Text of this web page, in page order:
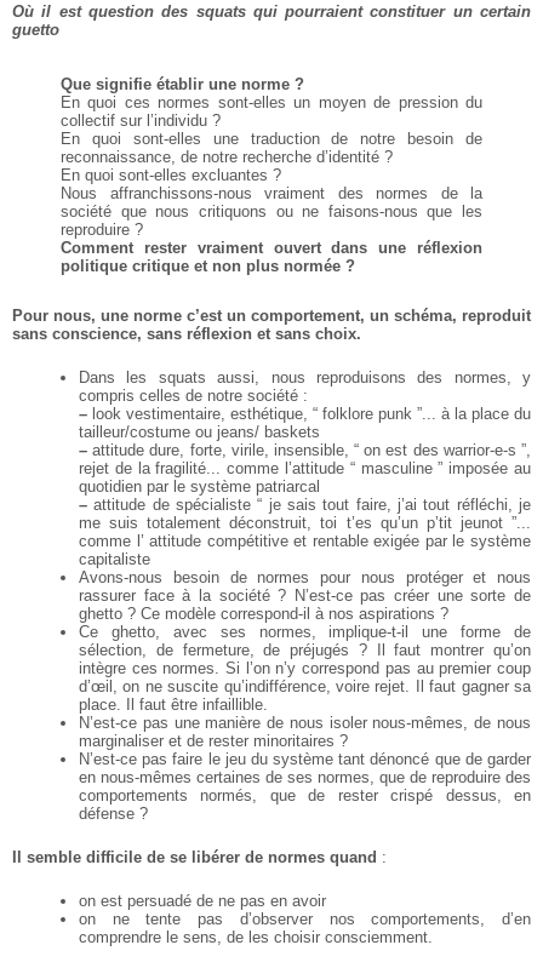
Où il est question des squats qui pourraient constituer un certain
guetto
Que signifie établir une norme ?
En quoi ces normes sont-elles un moyen de pression du
collectif sur l’individu ?
En quoi sont-elles une traduction de notre besoin de
reconnaissance, de notre recherche d’identité ?
En quoi sont-elles excluantes ?
Nous affranchissons-nous vraiment des normes de la
société que nous critiquons ou ne faisons-nous que les
reproduire ?
Comment rester vraiment ouvert dans une réflexion
politique critique et non plus normée ?
Pour nous, une norme c’est un comportement, un schéma, reproduit
sans conscience, sans réflexion et sans choix.
Dans les squats aussi, nous reproduisons des normes, y
compris celles de notre société :
– look vestimentaire, esthétique, “ folklore punk ”... à la place du
tailleur/costume ou jeans/ baskets
– attitude dure, forte, virile, insensible, “ on est des warrior-e-s ”,
rejet de la fragilité... comme l’attitude “ masculine ” imposée au
quotidien par le système patriarcal
– attitude de spécialiste “ je sais tout faire, j’ai tout réfléchi, je
me suis totalement déconstruit, toi t’es qu’un p’tit jeunot ”...
comme l’ attitude compétitive et rentable exigée par le système
capitaliste
Avons-nous besoin de normes pour nous protéger et nous
rassurer face à la société ? N’est-cepas créer une sorte de
ghetto ? Ce modèle correspond-il à nos aspirations ?
Ce ghetto, avec ses normes, implique-t-il une forme de
sélection, de fermeture, de préjugés ? Il faut montrer qu’on
intègre ces normes. Si l’on n’y correspond pas au premier coup
d’œil, on ne suscite qu’indifférence, voire rejet. Il faut gagner sa
place. Il faut être infaillible.
N’est-ce pas une manière de nous isoler nous-mêmes, de nous
marginaliser et de rester minoritaires ?
N’est-ce pas faire le jeu du système tant dénoncé que de garder
en nous-mêmes certaines de ses normes, que de reproduire des
comportements normés, que de rester crispé dessus, en
défense ?
Il semble difficile de se libérer de normes quand :
on est persuadé de ne pas en avoir
on ne tente pas d’observer nos comportements, d’en
comprendre le sens, de les choisir consciemment.